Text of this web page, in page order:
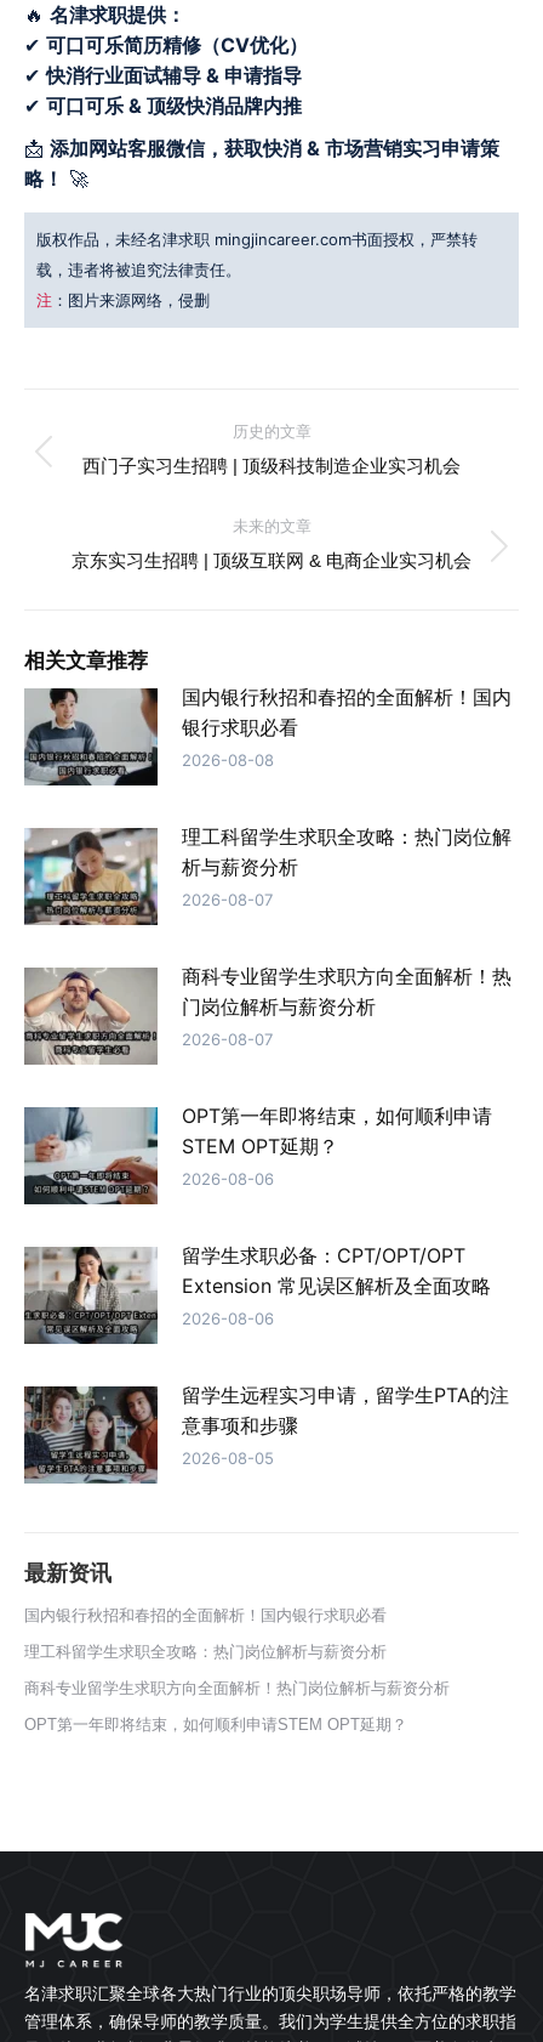
🔥 名津求职提供：
✔ 可口可乐简历精修（CV优化）
✔快消行业面试辅导 & 申请指导
✔ 可口可乐 & 顶级快消品牌内推
📩 添加网站客服微信，获取快消 & 市场营销实习申请策
略！ 🚀
版权作品，未经名津求职 mingjincareer.com书面授权，严禁转
载，违者将被追究法律责任。
注 ：图片来源网络，侵删
章
历史的文章
历
的
文
西门子实习生招聘 | 顶级科技制造企业实习机会
未来的文章
未
京东实习生招聘 | 顶级互联网 & 电商企业实习机会
相关文章推荐
国内银行秋招和春招的全面解析！国内
银行求职必看
2026-08-08
理工科留学生求职全攻略：热门岗位解
析与薪资分析
2026-08-07
商科专业留学生求职方向全面解析！热
门岗位解析与薪资分析
2026-08-07
OPT第一年即将结束，如何顺利申请
STEM OPT延期？
2026-08-06
留学生求职必备：CPT/OPT/OPT
Extension 常见误区解析及全面攻略
2026-08-06
留学生远程实习申请，留学生PTA的注
意事项和步骤
2026-08-05
最新资讯
国内银行秋招和春招的全面解析！国内银行求职必看
理工科留学生求职全攻略：热门岗位解析与薪资分析
商科专业留学生求职方向全面解析！热门岗位解析与薪资分析
OPT第一年即将结束，如何顺利申请STEM OPT延期？
名津求职汇聚全球各大热门行业的顶尖职场导师，依托严格的教学
管理体系，确保导师的教学质量。我们为学生提供全方位的求职指